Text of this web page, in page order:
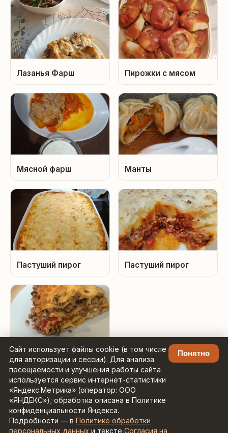
Сайт использует файлы cookie (в том числе
для авторизации и сессии). Для анализа
посещаемости и улучшения работы сайта
используется сервис интернет-статистики
«Яндекс.Метрика» (оператор: ООО
«ЯНДЕКС»); обработка описана в Политике
конфиденциальности Яндекса.
Подробности — в Политике обработки
персональных данных и тексте Согласия на
Понятно
Лазанья Фарш Пирожки с мясом
Мясной фарш Манты
Пастуший пирог Пастуший пирог
Лазанья с фаршем
Рецепты с умным поиском ·